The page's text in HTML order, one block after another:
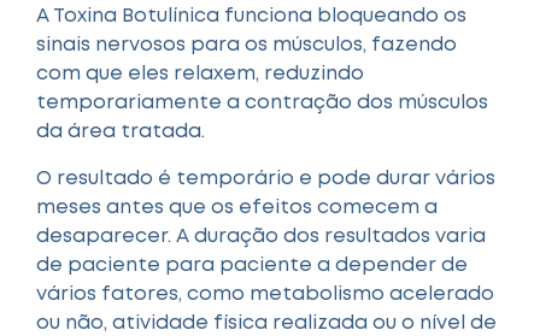
A Toxina Botulínica funciona bloqueando os
sinais nervosos para os músculos, fazendo
com que eles relaxem, reduzindo
temporariamente a contração dos músculos
da área tratada.
O resultado é temporário e pode durar vários
meses antes que os efeitos comecem a
desaparecer. A duração dos resultados varia
de paciente para paciente a depender de
vários fatores, como metabolismo acelerado
ou não, atividade física realizada ou o nível de